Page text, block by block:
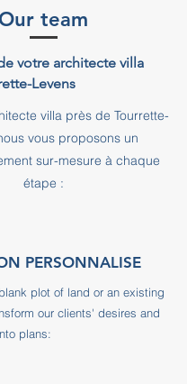
Our team
votre architecte villa
Levens
villa près de Tourrette-
vous proposons un
sur-mesure à chaque
étape :
PERSONNALISE
plot of land or an existing
our clients' desires and
plans: